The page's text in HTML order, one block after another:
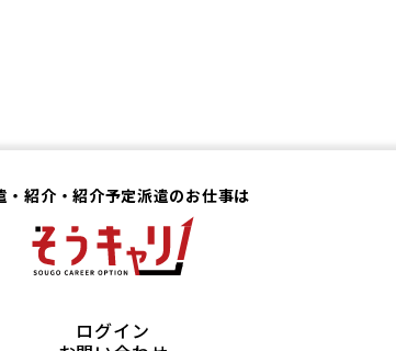
・紹介・紹介予定派遣のお仕事は
ログイン